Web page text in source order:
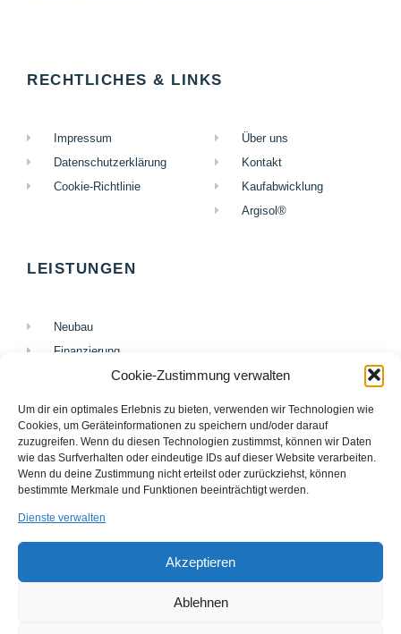
Cookie-Zustimmung verwalten
Um dir ein optimales Erlebnis zu bieten, verwenden wir Technologien wie
Cookies, um Geräteinformationen zu speichern und/oder darauf
zuzugreifen. Wenn du diesen Technologien zustimmst, können wir Daten
wie das Surfverhalten oder eindeutige IDs auf dieser Website verarbeiten.
Wenn du deine Zustimmung nicht erteilst oder zurückziehst, können
bestimmte Merkmale und Funktionen beeinträchtigt werden.
Dienste verwalten
Akzeptieren
Ablehnen
RECHTLICHES & LINKS
Impressum
Datenschutzerklärung
Cookie-Richtlinie
Über uns
Kontakt
Kaufabwicklung
Argisol®
LEISTUNGEN
Neubau
Finanzierung
Versicherung
NEWSLETTER